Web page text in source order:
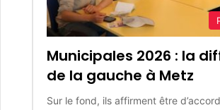
Municipales 2026 : la
de la gauche à Metz
Sur le fond, ils affirment être